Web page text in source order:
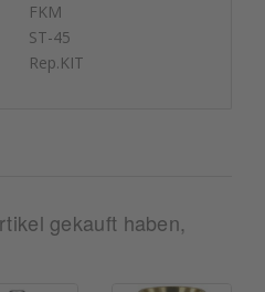
FKM
ST-45
Rep.KIT
gekauft haben,